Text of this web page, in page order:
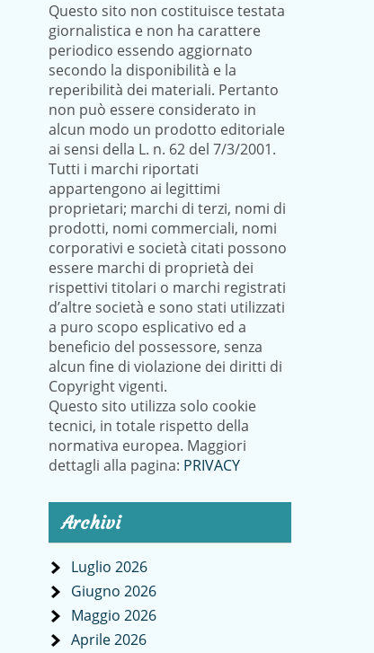
Questo sito non costituisce testata
giornalistica e non ha carattere
periodico essendo aggiornato
secondo la disponibilità e la
reperibilità dei materiali. Pertanto
non può essere considerato in
alcun modo un prodotto editoriale
ai sensi della L. n. 62 del 7/3/2001.
Tutti i marchi riportati
appartengono ai legittimi
proprietari; marchi di terzi, nomi di
prodotti, nomi commerciali, nomi
corporativi e società citati possono
essere marchi di proprietà dei
rispettivi titolari o marchi registrati
d’altre società e sono stati utilizzati
a puro scopo esplicativo ed a
beneficio del possessore, senza
alcun fine di violazione dei diritti di
Copyright vigenti.
Questo sito utilizza solo cookie
tecnici, in totale rispetto della
normativa europea. Maggiori
dettagli alla pagina: PRIVACY
Archivi
Luglio 2026
Giugno 2026
Maggio 2026
Aprile 2026